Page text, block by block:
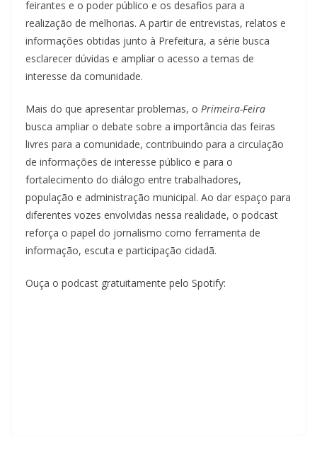
feirantes e o poder público e os desafios para a
realização de melhorias. A partir de entrevistas, relatos e
informações obtidas junto à Prefeitura, a série busca
esclarecer dúvidas e ampliar o acesso a temas de
interesse da comunidade.
Mais do que apresentar problemas, o Primeira-Feira
busca ampliar o debate sobre a importância das feiras
livres para a comunidade, contribuindo para a circulação
de informações de interesse público e para o
fortalecimento do diálogo entre trabalhadores,
população e administração municipal. Ao dar espaço para
diferentes vozes envolvidas nessa realidade, o podcast
reforça o papel do jornalismo como ferramenta de
informação, escuta e participação cidadã.
Ouça o podcast gratuitamente pelo Spotify: